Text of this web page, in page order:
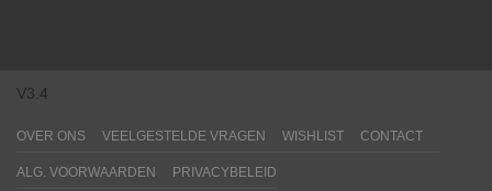
V3.4
OVER ONS VEELGESTELDE VRAGEN WISHLIST CONTACT
ALG. VOORWAARDEN PRIVACYBELEID